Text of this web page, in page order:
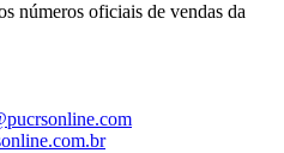
números oficiais de vendas da